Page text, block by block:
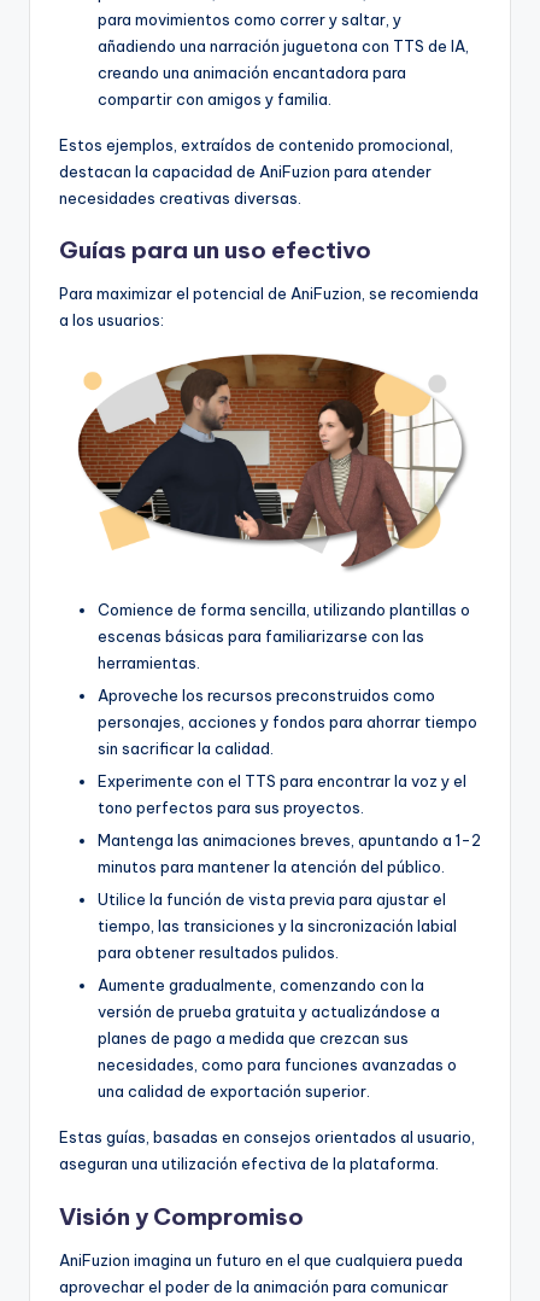
para movimientos como correr y saltar, y
añadiendo una narración juguetona con TTS de IA,
creando una animación encantadora para
compartir con amigos y familia.
Estos ejemplos, extraídos de contenido promocional,
destacan la capacidad de AniFuzion para atender
necesidades creativas diversas.
Guías para un uso efectivo
Para maximizar el potencial de AniFuzion, se recomienda
a los usuarios:
Comience de forma sencilla, utilizando plantillas o
escenas básicas para familiarizarse con las
herramientas.
Aproveche los recursos preconstruidos como
personajes, acciones y fondos para ahorrar tiempo
sin sacrificar la calidad.
Experimente con el TTS para encontrar la voz y el
tono perfectos para sus proyectos.
Mantenga las animaciones breves, apuntando a 1-2
minutos para mantener la atención del público.
Utilice la función de vista previa para ajustar el
tiempo, las transiciones y la sincronización labial
para obtener resultados pulidos.
Aumente gradualmente, comenzando con la
versión de prueba gratuita y actualizándose a
planes de pago a medida que crezcan sus
necesidades, como para funciones avanzadas o
una calidad de exportación superior.
Estas guías, basadas en consejos orientados al usuario,
aseguran una utilización efectiva de la plataforma.
Visión y Compromiso
AniFuzion imagina un futuro en el que cualquiera pueda
aprovechar el poder de la animación para comunicar